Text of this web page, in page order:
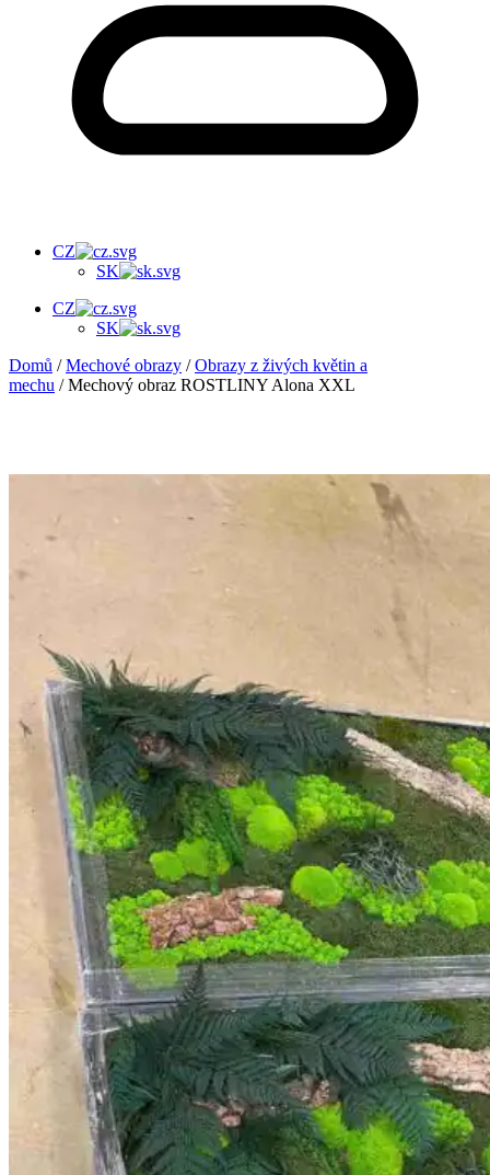
CZ
SK
CZ
SK
Domů /Mechové obrazy /Obrazy z živých květin a
mechu / Mechový obraz ROSTLINY Alona XXL